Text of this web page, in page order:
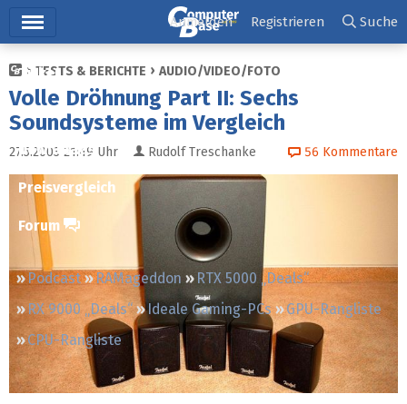
Ticker
Tests
Downloads
Preisvergleich
Forum
Podcast RAMageddon
RTX 5000 „Deals“
RX 9000 „Deals“
Ideale Gaming-PCs
GPU-Rangliste
CPU-Rangliste
Anmelden Registrieren Suche
TESTS & BERICHTE AUDIO/VIDEO/FOTO
Volle Dröhnung Part II: Sechs
Soundsysteme im Vergleich
27.5.2003 21:49 Uhr Rudolf Treschanke 56 Kommentare